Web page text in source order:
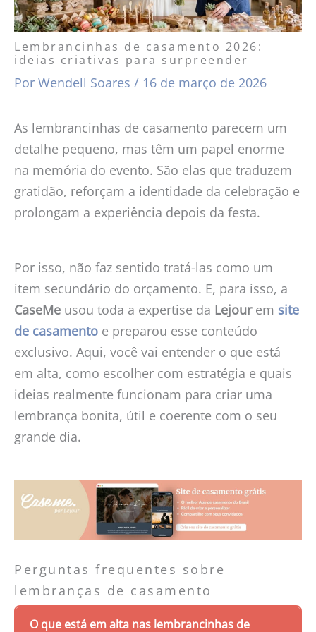
Lembrancinhas de casamento 2026:
ideias criativas para surpreender
Por Wendell Soares / 16 de março de 2026
As lembrancinhas de casamento parecem um
detalhe pequeno, mas têm um papel enorme
na memória do evento. São elas que traduzem
gratidão, reforçam a identidade da celebração e
prolongam a experiência depois da festa.
Por isso, não faz sentido tratá-las como um
item secundário do orçamento. E, para isso, a
CaseMe usou toda a expertise da Lejourem site
de casamento e preparou esse conteúdo
exclusivo. Aqui, você vai entender o que está
em alta, como escolher com estratégia e quais
ideias realmente funcionam para criar uma
lembrança bonita, útil e coerente com o seu
grande dia.
Perguntas frequentes sobre
lembranças de casamento
O que está em alta nas lembrancinhas de